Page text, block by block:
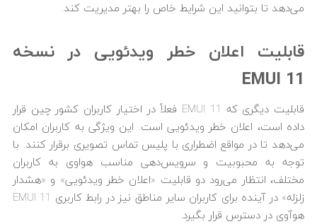
می‌دهد تا بتوانید این شرایط خاص را بهتر مدیریت کند.
قابلیت اعلان خطر ویدئویی در نسخه
EMUI 11
قابلیت دیگری که EMUI 11 فعلاً در اختیار کاربران کشور چین قرار
داده است، اعلان خطر ویدئویی است. این ویژگی به کاربران امکان
می‌دهد تا در مواقع اضطراری با پلیس تماس تصویری برقرار کنند. با
توجه به محبوبیت و سرویس‌دهی مناسب هواوی به کاربران
مختلف، انتظار می‌رود دو قابلیت «اعلان خطر ویدئویی» و «هشدار
زلزله» در آینده برای کاربران سایر مناطق نیز در رابط کاربری EMUI 11
هوآوی در دسترس قرار بگیرد.